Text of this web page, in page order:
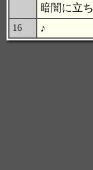
暗闇に立
16 ♪